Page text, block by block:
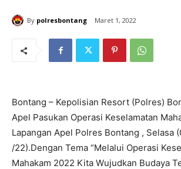
By polresbontang Maret 1, 2022
Bontang – Kepolisian Resort (Polres)
Apel Pasukan Operasi Keselamatan
Lapangan Apel Polres Bontang , Selasa
/22).Dengan Tema “Melalui Operasi
Mahakam 2022 Kita Wujudkan Budaya